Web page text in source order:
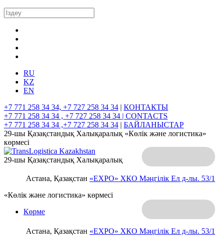
RU
KZ
EN
+7 771 258 34 34, +7 727 258 34 34 | КОНТАКТЫ
+7 771 258 34 34 , +7 727 258 34 34 | CONTACTS
+7 771 258 34 34 ,+7 727 258 34 34 | БАЙЛАНЫСТАР
29-шы Қазақстандық Халықаралық «Көлік және логистика»
көрмесі
Астана, Қазақстан «EXPO» ХКО Мәңгілік Ел д-лы. 53/1
29-шы Қазақстандық Халықаралық
«Көлік және логистика» көрмесі
Астана, Қазақстан «EXPO» ХКО Мәңгілік Ел д-лы. 53/1
Көрме